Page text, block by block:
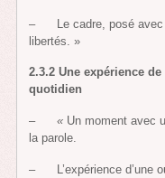
– Le cadre, posé avec
libertés. »
2.3.2 Une expérience
quotidien
–« Un moment avec
la parole.
– L’expérience d’une